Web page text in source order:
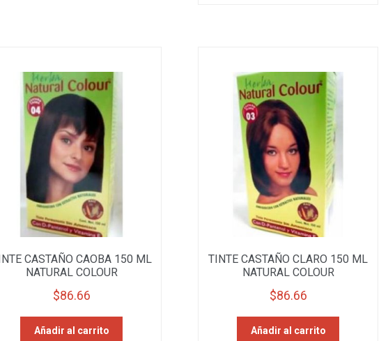
CASTAÑO CAOBA 150 ML
NATURAL COLOUR
$86.66
Añadir al carrito
TINTE CASTAÑO CLARO 150 ML
NATURAL COLOUR
$86.66
Añadir al carrito